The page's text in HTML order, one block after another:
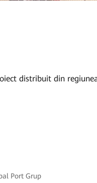
distribuit din
Port Grup